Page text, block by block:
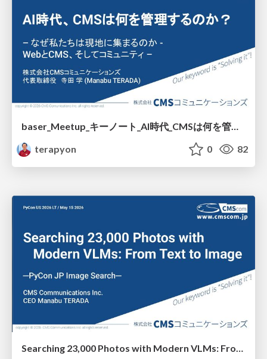
terapyon
0 82
Searching 23,000 Photos with Modern VLMs: From Text to Image